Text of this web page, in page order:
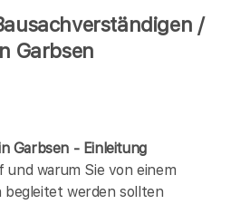
/
Garbsen
Garbsen - Einleitung
und warum Sie von einem
begleitet werden sollten